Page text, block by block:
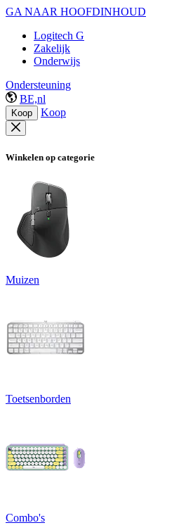
GA NAAR HOOFDINHOUD
Logitech G
Zakelijk
Onderwijs
Ondersteuning
BE,nl
Koop Koop
Winkelen op categorie
Muizen
Toetsenborden
Combo's